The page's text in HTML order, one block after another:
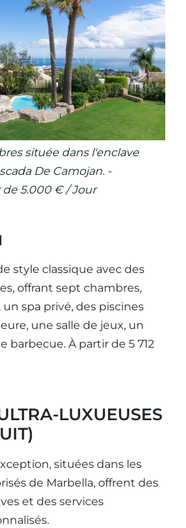
située dans l'enclave
De Camojan. -
de 5.000 € / Jour
style classique avec des
offrant sept chambres,
spa privé, des piscines
une salle de jeux, un
barbecue. À partir de 5 712
LUXUEUSES
situées dans les
de Marbella, offrent des
et des services